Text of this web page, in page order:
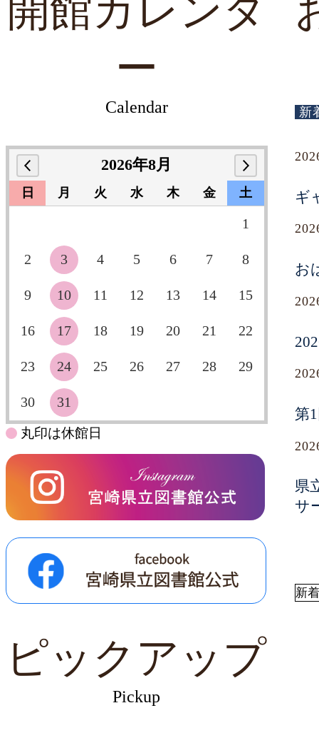
開館カレンダ
ー
Calendar
2026年8月
日 月 火 水 木 金 土
1
2 3 4 5 6 7 8
9 10 11 12 13 14 15
16 17 18 19 20 21 22
23 24 25 26 27 28 29
30 31
丸印は休館日
新
ギ
お
第
県
サ
新
ピックアップ
Pickup